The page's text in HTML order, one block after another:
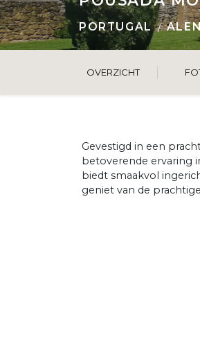
PORTUGAL
OVERZICHT
Gevestigd in een
betoverende ervaring
biedt smaakvol
geniet van de